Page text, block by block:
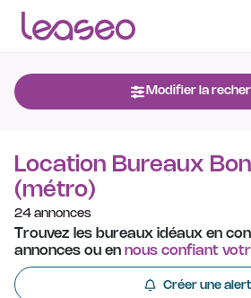
Modifier la
Location Bureaux
(métro)
24 annonces
Trouvez les bureaux idéaux en
annonces ou en nous confiant
Créer une